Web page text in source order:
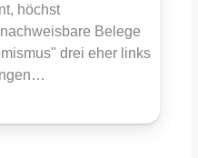
höchst
Belege
drei eher links